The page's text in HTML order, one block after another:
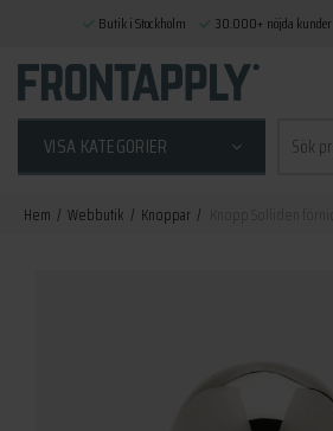
VISA KATEGORIER
efter:
Hem Webbutik Knoppar
Butik i Stockholm 30.000+ nöjda kunder